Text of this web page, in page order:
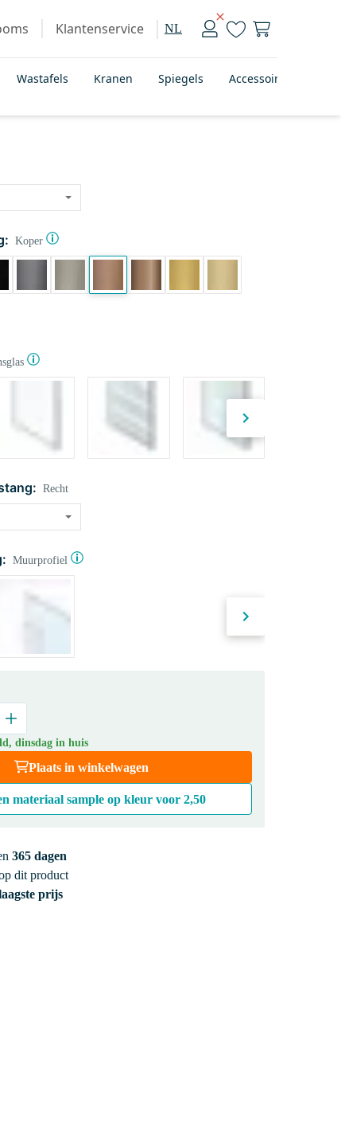
Klantenservice NL
Wastafels Kranen Spiegels Accessoires
Koper
Recht
Muurprofiel
dinsdag in huis
Plaats in winkelwagen
materiaal sample op kleur voor2,50
365 dagen
dit product
prijs